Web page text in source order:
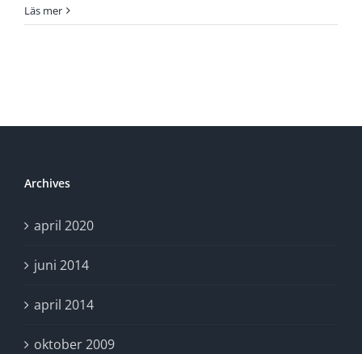
samisk
Läs mer
Archives
april 2020
juni 2014
april 2014
oktober 2009